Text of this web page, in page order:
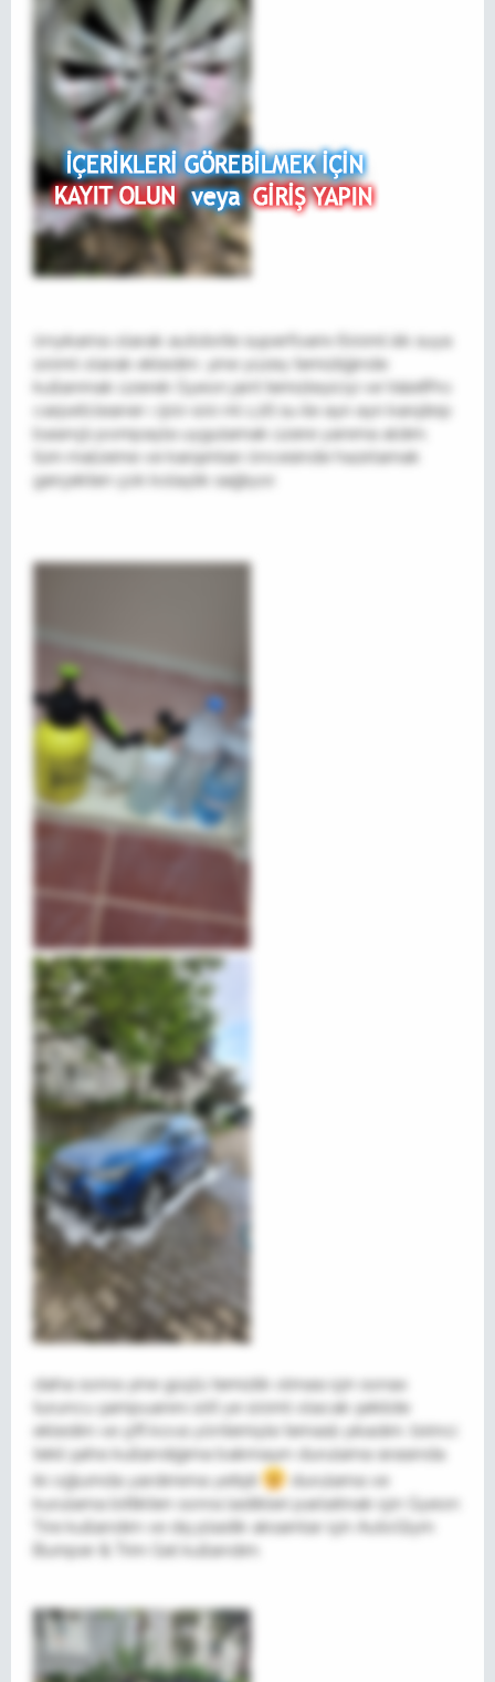
önyıkama olarak autobrite superfoamı 600ml ılık suya
100ml olarak ekledim. yine yüzey temizliğinde
kullanmak üzerek Gyeon jant temizleyiciyi ve ValetPro
carpetcleaner ı 500-100 ml 1,2lt su ile ayrı ayrı karıştırıp
basınçlı pompayla uygulamak üzere yanıma aldım.
tüm malzeme ve karışımları öncesinde hazırlamak
gerçekten çok kolaylık sağlıyor.
daha sonra yine güçlü temizlik olması için sonax
turuncu şampuanını 10lt ye 100ml olacak şekilde
ekledim ve çift kova yöntemiyle temaslı yıkadım. birinci
tekil şahıs kullandığıma bakmayın durulama sırasında
iki oğlumda yardımıma yetişti
durulama ve
kurulama bittikten sonra lastikleri parlatmak için Gyeon
Tire kullandım ve dış plastik aksamlar için AutoGlym
Bumper & Trim Gel kullandım.